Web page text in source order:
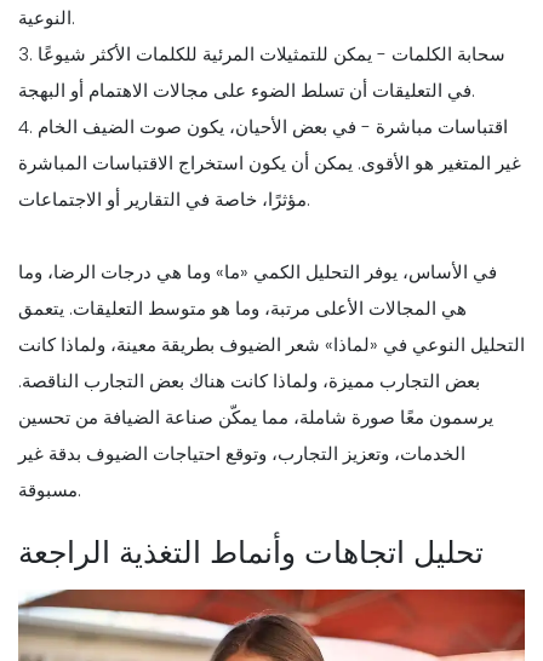
النوعية.
3. سحابة الكلمات - يمكن للتمثيلات المرئية للكلمات الأكثر شيوعًا
في التعليقات أن تسلط الضوء على مجالات الاهتمام أو البهجة.
4. اقتباسات مباشرة - في بعض الأحيان، يكون صوت الضيف الخام
غير المتغير هو الأقوى. يمكن أن يكون استخراج الاقتباسات المباشرة
مؤثرًا، خاصة في التقارير أو الاجتماعات.
في الأساس، يوفر التحليل الكمي «ما» وما هي درجات الرضا، وما
هي المجالات الأعلى مرتبة، وما هو متوسط التعليقات. يتعمق
التحليل النوعي في «لماذا» شعر الضيوف بطريقة معينة، ولماذا كانت
بعض التجارب مميزة، ولماذا كانت هناك بعض التجارب الناقصة.
يرسمون معًا صورة شاملة، مما يمكّن صناعة الضيافة من تحسين
الخدمات، وتعزيز التجارب، وتوقع احتياجات الضيوف بدقة غير
مسبوقة.
تحليل اتجاهات وأنماط التغذية الراجعة